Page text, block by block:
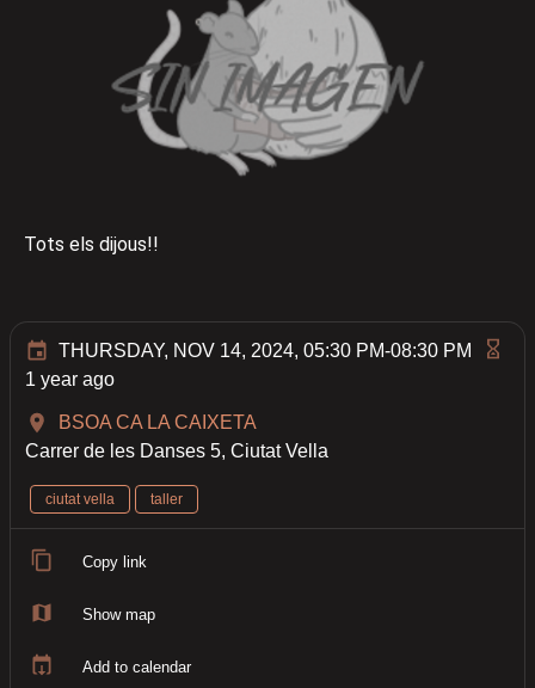
Tots els dijous!!
THURSDAY, NOV 14, 2024, 05:30 PM-08:30 PM
1 year ago
BSOA CA LA CAIXETA
Carrer de les Danses 5, Ciutat Vella
ciutat vella taller
Copy link
Show map
Add to calendar